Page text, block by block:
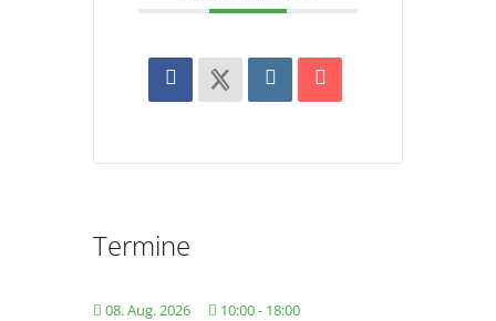
Termine
08. Aug. 2026 10:00- 18:00